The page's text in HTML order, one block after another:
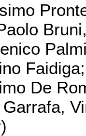
Faidiga;
De